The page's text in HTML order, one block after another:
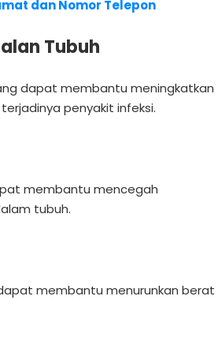
dan Nomor Telepon
Tubuh
dapat membantu meningkatkan
penyakit infeksi.
membantu mencegah
tubuh.
membantu menurunkan berat